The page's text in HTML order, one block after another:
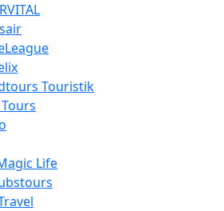
Touristik
Life